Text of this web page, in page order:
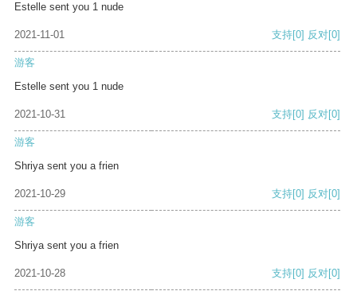
Estelle sent you 1 nude
2021-11-01 支持[0] 反对[0]
游客
Estelle sent you 1 nude
2021-10-31 支持[0] 反对[0]
游客
Shriya sent you a frien
2021-10-29 支持[0] 反对[0]
游客
Shriya sent you a frien
2021-10-28 支持[0] 反对[0]